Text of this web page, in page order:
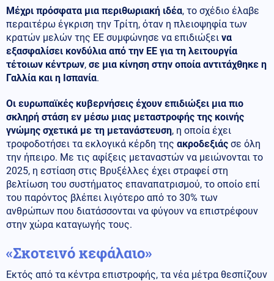
Μέχρι πρόσφατα μια περιθωριακή ιδέα, το σχέδιο έλαβε
περαιτέρω έγκριση την Τρίτη, όταν η πλειοψηφία των
κρατών μελών της ΕΕ συμφώνησε να επιδιώξει να
εξασφαλίσει κονδύλια από την ΕΕ για τη λειτουργία
τέτοιων κέντρων, σε μια κίνηση στην οποία αντιτάχθηκε η
Γαλλία και η Ισπανία.
Οι ευρωπαϊκές κυβερνήσεις έχουν επιδιώξει μια πιο
σκληρή στάση εν μέσω μιας μεταστροφής της κοινής
γνώμης σχετικά με τη μετανάστευση, η οποία έχει
τροφοδοτήσει τα εκλογικά κέρδη της ακροδεξιάς σε όλη
την ήπειρο. Με τις αφίξεις μεταναστών να μειώνονται το
2025, η εστίαση στις Βρυξέλλες έχει στραφεί στη
βελτίωση του συστήματος επαναπατρισμού, το οποίο επί
του παρόντος βλέπει λιγότερο από το 30% των
ανθρώπων που διατάσσονται να φύγουν να επιστρέφουν
στην χώρα καταγωγής τους.
«Σκοτεινό κεφάλαιο»
Εκτός από τα κέντρα επιστροφής, τα νέα μέτρα θεσπίζουν